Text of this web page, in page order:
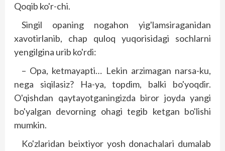
Qoqib ko'r-chi.
Singil opaning nogahon yig'lamsiraganidan
xavotirlanib, chap quloq yuqorisidagi sochlarni
yengilgina urib ko'rdi:
– Opa, ketmayapti… Lekin arzimagan narsa-ku,
nega siqilasiz? Ha-ya, topdim, balki bo'yoqdir.
O'qishdan qaytayotganingizda biror joyda yangi
bo'yalgan devorning ohagi tegib ketgan bo'lishi
mumkin.
Ko'zlaridan beixtiyor yosh donachalari dumalab